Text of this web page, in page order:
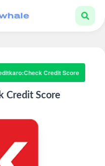
Credit Score
Credit Score